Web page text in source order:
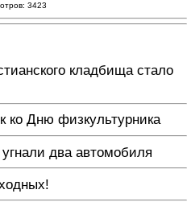
3423
кладбища стало
ко Дню физкультурника
два автомобиля